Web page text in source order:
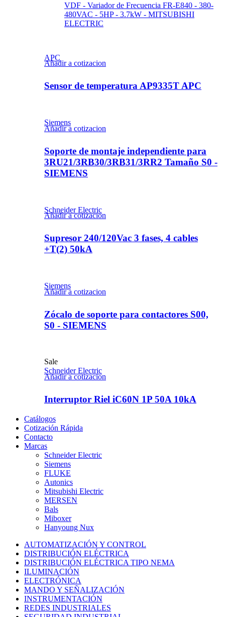
VDF - Variador de Frecuencia FR-E840 - 380-
480VAC - 5HP - 3.7kW - MITSUBISHI
ELECTRIC
APC
Añadir a cotizacion
Sensor de temperatura AP9335T APC
Siemens
Añadir a cotizacion
Soporte de montaje independiente para
3RU21/3RB30/3RB31/3RR2 Tamaño S0 -
SIEMENS
Schneider Electric
Añadir a cotizacion
Supresor 240/120Vac 3 fases, 4 cables
+T(2) 50kA
Siemens
Añadir a cotizacion
Zócalo de soporte para contactores S00,
S0 - SIEMENS
Sale
Schneider Electric
Añadir a cotizacion
Interruptor Riel iC60N 1P 50A 10kA
Catálogos
Cotización Rápida
Contacto
Marcas
Schneider Electric
Siemens
FLUKE
Autonics
Mitsubishi Electric
MERSEN
Bals
Miboxer
Hanyoung Nux
AUTOMATIZACIÓN Y CONTROL
DISTRIBUCIÓN ELÉCTRICA
DISTRIBUCIÓN ELÉCTRICA TIPO NEMA
ILUMINACIÓN
ELECTRÓNICA
MANDO Y SEÑALIZACIÓN
INSTRUMENTACIÓN
REDES INDUSTRIALES